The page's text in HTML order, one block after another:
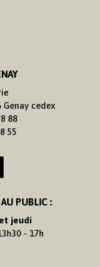
Genay cedex
88
55
PUBLIC :
jeudi
- 17h